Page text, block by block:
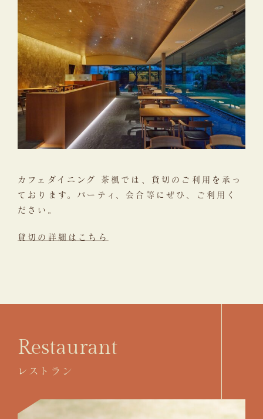
カフェダイニング 茶楓では、貸切のご利用を承っ
ております。 パーティ、会合等にぜひ、ご利用く
ださい。
貸切の詳細はこちら
Restaurant
レストラン